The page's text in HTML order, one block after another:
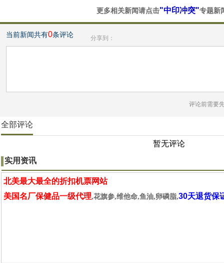
更多相关新闻请点击"中印冲突"专题新
当前新闻共有0条评论 分享到：
评论前需要
全部评论
暂无评论
实用资讯
北美最大最全的折扣机票网站
美国名厂保健品一级代理,花旗参,维他命,鱼油,卵磷脂,30天退货保